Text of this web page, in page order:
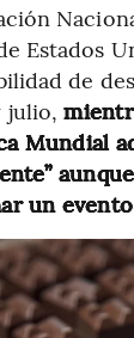
Estados
de
julio,
Mundial
un